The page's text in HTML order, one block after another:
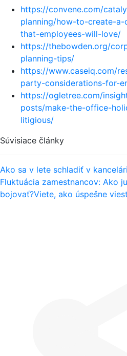
https://convene.com/
planning/how-to-create-
that-employees-will-love/
https://thebowden.org/
planning-tips/
https://www.caseiq.com/
party-considerations-for-
https://ogletree.com/
posts/make-the-office-
litigious/
Súvisiace články
Ako sa v lete schladiť v
Fluktuácia zamestnancov: Ako
bojovať?Viete, ako úspešne